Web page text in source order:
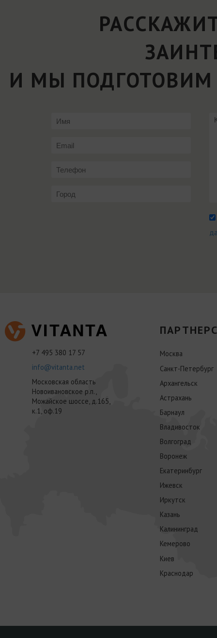
И МЫ ПОДГОТОВИМ
+7 495 380 17 57
info@vitanta.net
Московская область
Новоивановское р.п.,
Можайское шоссе, д.165,
к.1, оф.19
Москва
Санкт-Петербург
Архангельск
Астрахань
Барнаул
Владивосток
Волгоград
Воронеж
Екатеринбург
Ижевск
Иркутск
Казань
Калининград
Кемерово
Киев
Краснодар